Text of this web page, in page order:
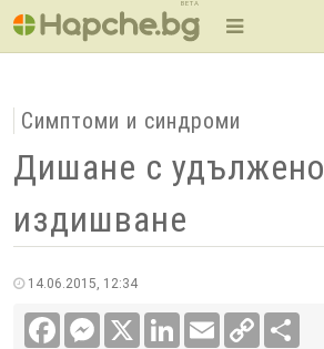
BETA
Симптоми и синдроми
Дишане с удължено
издишване
14.06.2015, 12:34
FacebookMessenger LinkedInEmail
Copy
Link